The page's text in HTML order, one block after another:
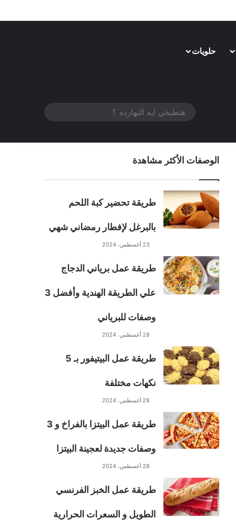
حلويات
الوضع المظلم
الوصفات الأكثر مشاهدة
طريقة تحضير كبة اللحم
بالبرغل لإفطار رمضاني شهي
23 أغسطس، 2024
طريقة عمل برياني الدجاج
علي الطريقة الهندية وأفضل 3
وصفات للبرياني
28 أغسطس، 2024
طريقة عمل البيتيفور بـ 5
نكهات مختلفة
28 أغسطس، 2024
طريقة عمل البيتزا بالفراخ و 3
وصفات جديدة لعجينة البيتزا
28 أغسطس، 2024
طريقة عمل الخبز الفرنسي
الطويل و السعرات الحرارية